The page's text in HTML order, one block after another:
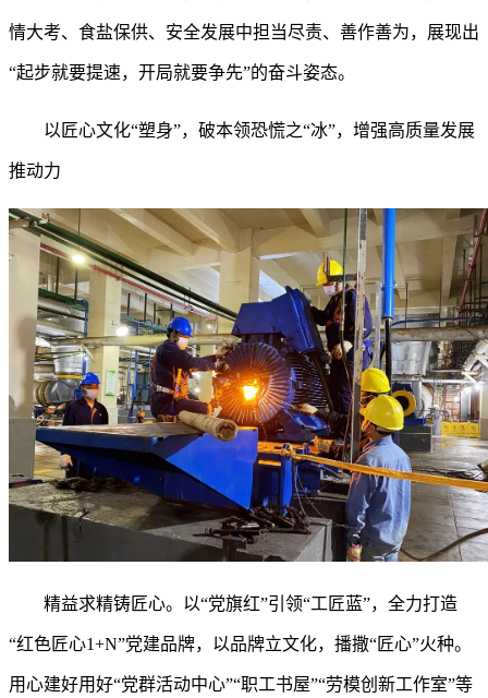
情大考、食盐保供、安全发展中担当尽责、善作善为，展现出
“起步就要提速，开局就要争先”的奋斗姿态。
以匠心文化“塑身”，破本领恐慌之“冰”，增强高质量发展
推动力
精益求精铸匠心。以“党旗红”引领“工匠蓝”，全力打造
“红色匠心1+N”党建品牌，以品牌立文化，播撒“匠心”火种。
用心建好用好“党群活动中心”“职工书屋”“劳模创新工作室”等